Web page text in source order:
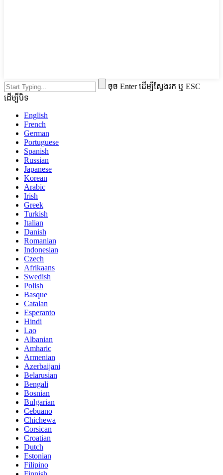
ចុច Enter ដើម្បីស្វែងរក ឬ ESC
ដើម្បីបិទ
English
French
German
Portuguese
Spanish
Russian
Japanese
Korean
Arabic
Irish
Greek
Turkish
Italian
Danish
Romanian
Indonesian
Czech
Afrikaans
Swedish
Polish
Basque
Catalan
Esperanto
Hindi
Lao
Albanian
Amharic
Armenian
Azerbaijani
Belarusian
Bengali
Bosnian
Bulgarian
Cebuano
Chichewa
Corsican
Croatian
Dutch
Estonian
Filipino